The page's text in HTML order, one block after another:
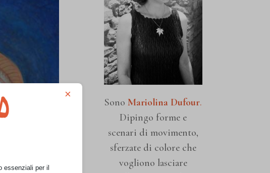
Sono Mariolina Dufour.
Dipingo forme e
scenari di movimento,
sferzate di colore che
vogliono lasciare
×
essenziali per il